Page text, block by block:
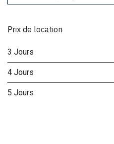
Prix de location
3 Jours
4 Jours
5 Jours